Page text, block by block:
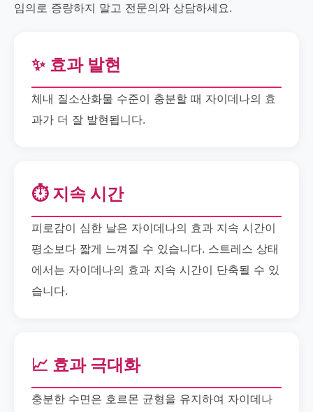
임의로 증량하지 말고 전문의와 상담하세요.
✨ 효과 발현
체내 질소산화물 수준이 충분할 때 자이데나의 효
과가 더 잘 발현됩니다.
⏱️ 지속 시간
피로감이 심한 날은 자이데나의 효과 지속 시간이
평소보다 짧게 느껴질 수 있습니다. 스트레스 상태
에서는 자이데나의 효과 지속 시간이 단축될 수 있
습니다.
📈 효과 극대화
충분한 수면은 호르몬 균형을 유지하여 자이데나